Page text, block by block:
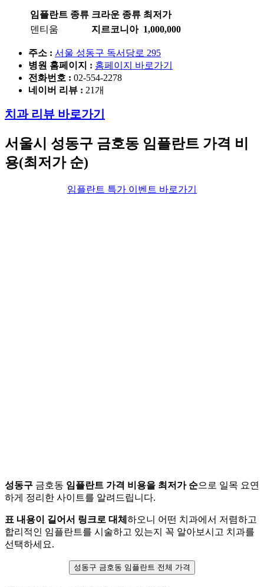
임플란트 종류 크라운 종류 최저가
덴티움
지르코니아 1,000,000
주소 : 서울 성동구 독서당로 295
병원 홈페이지 : 홈페이지 바로가기
전화번호 : 02-554-2278
네이버 리뷰 : 21개
치과 리뷰 바로가기
서울시 성동구 금호동 임플란트 가격 비
용(최저가 순)
임플란트 특가 이벤트 바로가기
성동구 금호동 임플란트 가격 비용을 최저가 순으로 일목 요연
하게 정리한 사이트를 알려드립니다.
표 내용이 길어서 링크로 대체 하오니 어떤 치과에서 저렴하고
합리적인 임플란트를 시술하고 있는지 꼭 알아보시고 치과를
선택하세요.
성동구 금호동 임플란트 전체 가격